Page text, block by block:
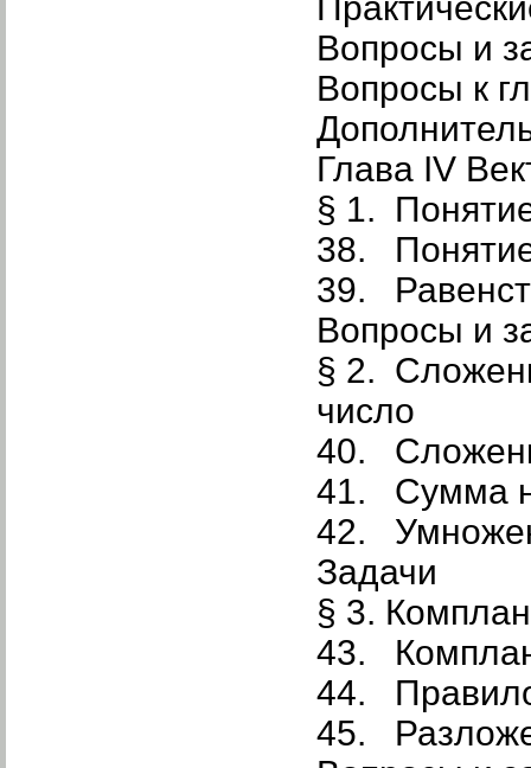
Вопросы и
Вопросы к
Глава IV
§ 1.
38.
39.
Вопросы и
§ 2.
число
40.
41. Сумма
42.
Задачи
§ 3.
43.
44.
45.